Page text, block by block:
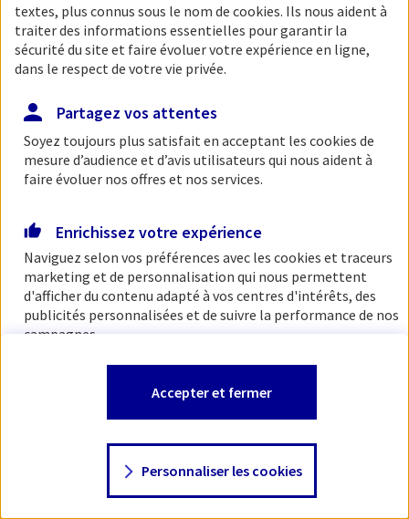
textes, plus connus sous le nom de cookies. Ils nous aident à
traiter des informations essentielles pour garantir la
sécurité du site et faire évoluer votre expérience en ligne,
dans le respect de votre vie privée.
Partagez vos attentes
Soyez toujours plus satisfait en acceptant les cookies de
mesure d’audience et d’avis utilisateurs qui nous aident à
faire évoluer nos offres et nos services.
Enrichissez votre expérience
Naviguez selon vos préférences avec les cookies et traceurs
marketing et de personnalisation qui nous permettent
d'afficher du contenu adapté à vos centres d'intérêts, des
publicités personnalisées et de suivre la performance de nos
campagnes.
changer d'avis à tout moment en allant sur
Consulter notre politique decookies
Personnaliser les cookies
Accepter et fermer